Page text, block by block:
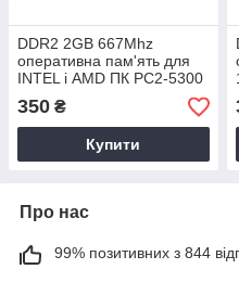
DDR2 2GB 667Mhz
оперативна пам'ять для
INTEL і AMD ПК PC2-5300
350 ₴
Купити
Про нас
99% позитивних з 844